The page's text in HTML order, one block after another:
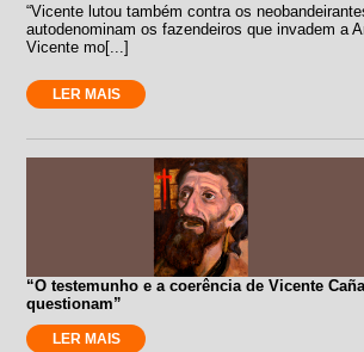
“Vicente lutou também contra os
autodenominam os fazendeiros que invadem a
Vicente mo[...]
LER MAIS
“O testemunho e a coerência de Vicente
questionam”
LER MAIS